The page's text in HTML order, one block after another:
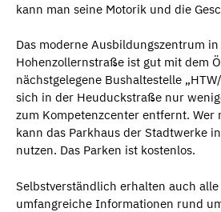
kann man seine Motorik und die
Das moderne Ausbildungszentrum
Hohenzollernstraße ist gut mit dem
nächstgelegene Bushaltestelle
sich in der Heuduckstraße nur
zum Kompetenzcenter entfernt. Wer
kann das Parkhaus der Stadtwerke
nutzen. Das Parken ist kostenlos.
Selbstverständlich erhalten auch
umfangreiche Informationen rund